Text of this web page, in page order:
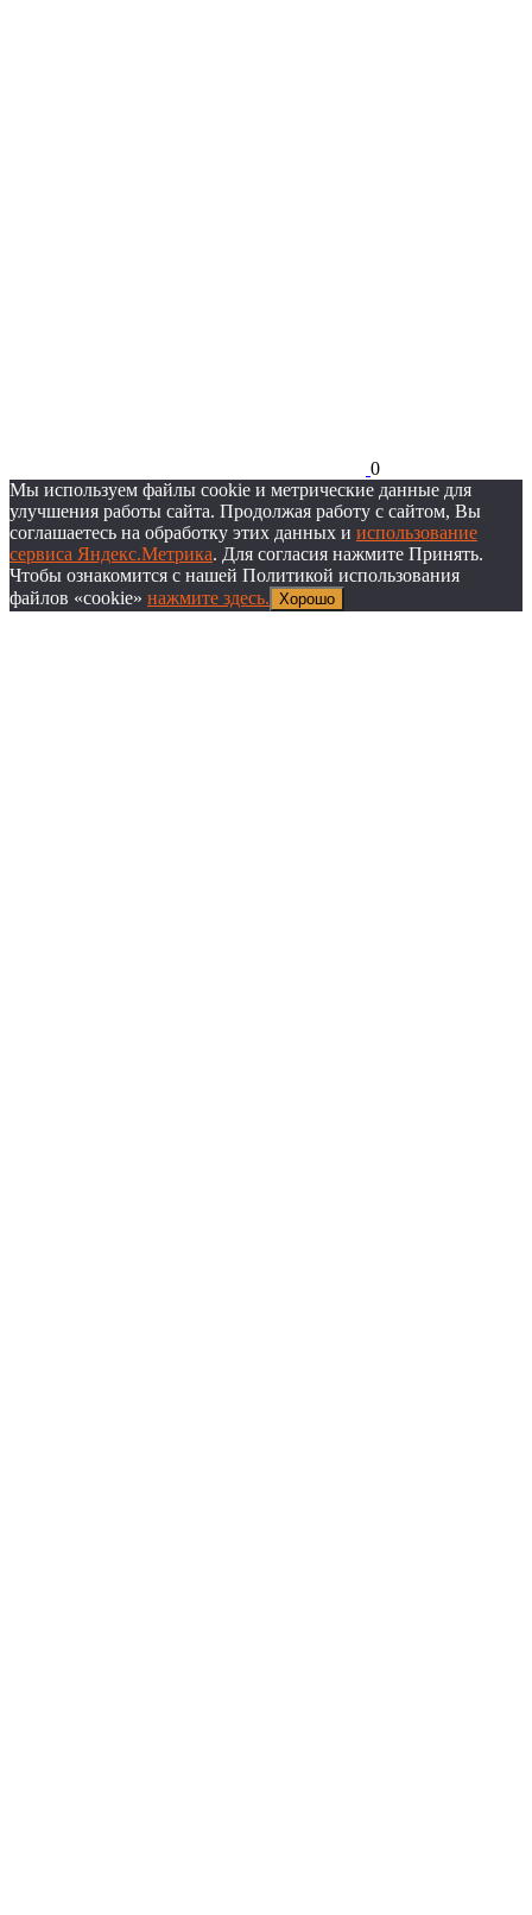
0
Мы используем файлы cookie и метрические данные для
улучшения работы сайта. Продолжая работу с сайтом, Вы
соглашаетесь на обработку этих данных и использование
сервиса Яндекс.Метрика. Для согласия нажмите Принять.
Чтобы ознакомится с нашей Политикой использования
файлов «cookie» нажмите здесь. Хорошо